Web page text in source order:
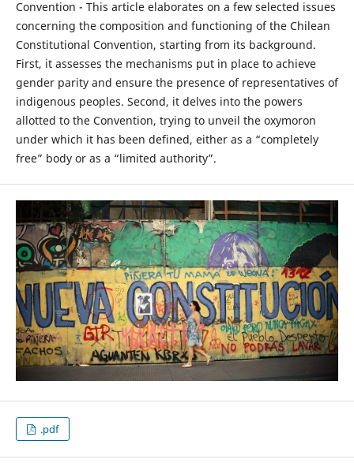
Convention - This article elaborates on a few selected issues
concerning the composition and functioning of the Chilean
Constitutional Convention, starting from its background.
First, it assesses the mechanisms put in place to achieve
gender parity and ensure the presence of representatives of
indigenous peoples. Second, it delves into the powers
allotted to the Convention, trying to unveil the oxymoron
under which it has been defined, either as a “completely
free” body or as a “limited authority”.
.pdf